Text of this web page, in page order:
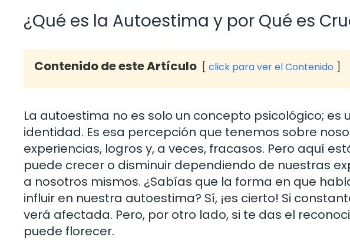
¿Qué es la Autoestima y por Qué es
Contenido de este Artículo click para ver el Contenido
La autoestima no es solo un concepto psicológico;
identidad. Es esa percepción que tenemos sobre
experiencias, logros y, a veces, fracasos. Pero aquí
puede crecer o disminuir dependiendo de nuestras
a nosotros mismos. ¿Sabías que la forma en que
influir en nuestra autoestima? Sí, ¡es cierto! Si
verá afectada. Pero, por otro lado, si te das el
puede florecer.